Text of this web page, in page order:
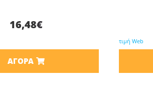
16,48€
ΑΓΟΡΆ
τιμή Web